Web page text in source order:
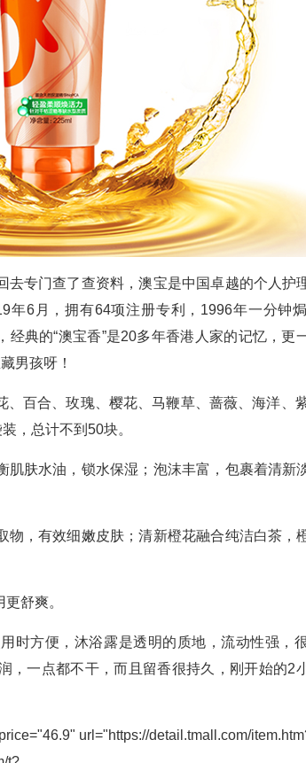
专门查了查资料，澳宝是中国卓越的个人护
6月，拥有64项注册专利，1996年一分钟
经典的“澳宝香”是20多年香港人家的记忆，更
男孩呀！
百合、玫瑰、樱花、马鞭草、蔷薇、海洋、
，总计不到50块。
肤水油，锁水保湿；泡沫丰富，包裹着清新
，有效细嫩皮肤；清新橙花融合纯洁白茶，
舒爽。
时方便，沐浴露是透明的质地，流动性强，
，一点都不干，而且留香很持久，刚开始的2
url="https://detail.tmall.com/